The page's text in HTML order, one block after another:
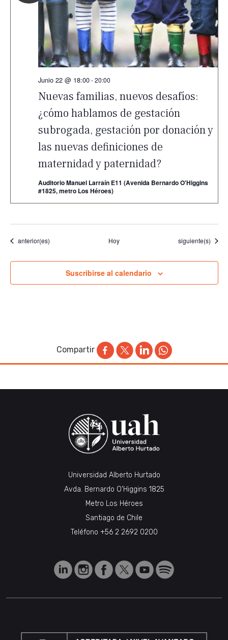
Nuevas familias, nuevos desafíos:
¿cómo hablamos de gestación
subrogada, gestación por donación y
las nuevas definiciones de
maternidad y paternidad?
Junio 22 @ 18:00-20:00
Auditorio Manuel Larraín E11 (Avenida Bernardo O'Higgins
#1825, metro Los Héroes)
Eventos
anterior(es) Hoy Eventos
siguiente(s)
Suscribirse al calendario
Compartir
Universidad Alberto Hurtado
Avda. Bernardo O’Higgins 1825
Metro Los Héroes
Santiago de Chile
Teléfono +56 2 2692 0200